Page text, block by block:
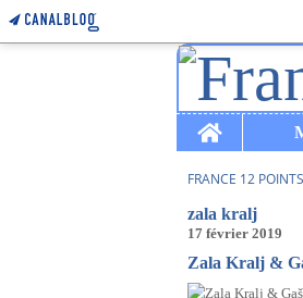
Home
FRANCE 12
zala kralj
17 février 2019
Zala Kralj &